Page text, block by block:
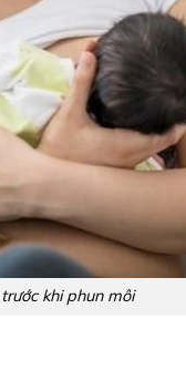
khi phun môi